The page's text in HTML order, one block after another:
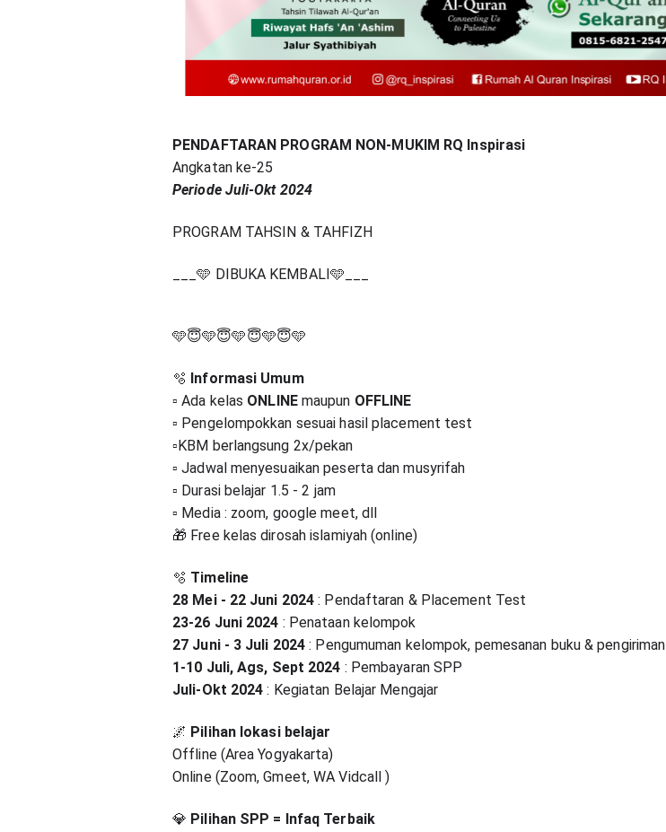
PENDAFTARAN PROGRAM NON-MUKIM RQ Inspirasi
Angkatan ke-25
Periode Juli-Okt 2024
PROGRAM TAHSIN & TAHFIZH
___🩵 DIBUKA KEMBALI🩵___
🩵😇🩵😇🩵😇🩵😇🩵
🫧 Informasi Umum
▫️ Ada kelas ONLINEmaupun OFFLINE
▫️ Pengelompokkan sesuai hasil placement test
▫️KBM berlangsung 2x/pekan
▫ Jadwal menyesuaikan peserta dan musyrifah
▫ Durasi belajar 1.5 - 2 jam
▫️ Media : zoom, google meet, dll
🎁 Free kelas dirosah islamiyah (online)
🫧 Timeline
28 Mei - 22 Juni 2024 : Pendaftaran & Placement Test
23-26 Juni 2024 : Penataan kelompok
27 Juni - 3 Juli 2024 : Pengumuman kelompok, pemesanan buku & pengiriman
1-10 Juli, Ags, Sept 2024 : Pembayaran SPP
Juli-Okt 2024: Kegiatan Belajar Mengajar
🌌 Pilihan lokasi belajar
Offline (Area Yogyakarta)
Online (Zoom, Gmeet, WA Vidcall )
💎 Pilihan SPP = Infaq Terbaik